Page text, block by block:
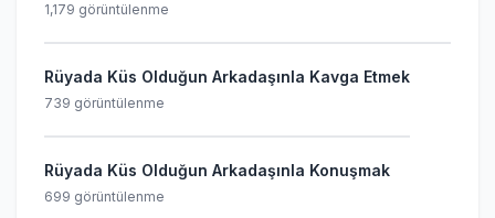
1,179 görüntülenme
Rüyada Küs Olduğun Arkadaşınla Kavga Etmek
739 görüntülenme
Rüyada Küs Olduğun Arkadaşınla Konuşmak
699 görüntülenme